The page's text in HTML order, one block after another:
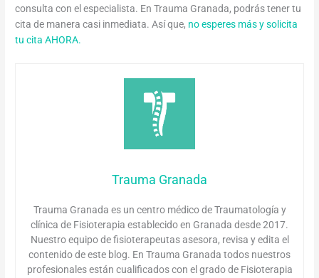
consulta con el especialista. En Trauma Granada, podrás tener tu
cita de manera casi inmediata. Así que, no esperes más y solicita
tu cita AHORA.
Trauma Granada
Trauma Granada es un centro médico de Traumatología y
clínica de Fisioterapia establecido en Granada desde 2017.
Nuestro equipo de fisioterapeutas asesora, revisa y edita el
contenido de este blog. En Trauma Granada todos nuestros
profesionales están cualificados con el grado de Fisioterapia